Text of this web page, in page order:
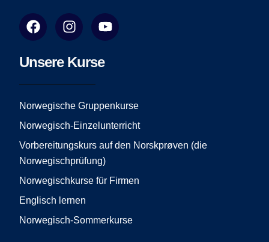
F
a
e
o
o
I
n
t
g
r
m
Y
o
t
e
Unsere Kurse
Norwegische Gruppenkurse
Norwegisch-Einzelunterricht
Vorbereitungskurs auf den Norskprøven (die
Norwegischprüfung)
Norwegischkurse für Firmen
Englisch lernen
Norwegisch-Sommerkurse